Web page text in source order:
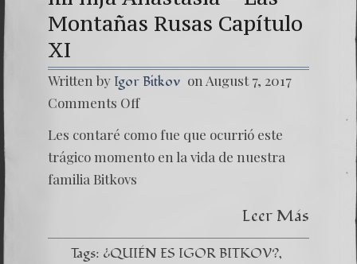
Montañas Rusas Capítulo
XI
Written by Igor Bitkov on August 7, 2017
Comments Off
Les contaré como fue que ocurrió este
trágico momento en la vida de nuestra
familia Bitkovs
Leer Más
Tags: ¿QUIÉN ES IGOR BITKOV?